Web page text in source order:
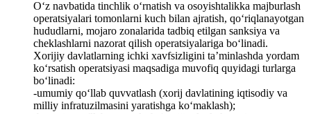
O‘z navbatida tinchlik o‘rnatish va osoyishtalikka majburlash
operatsiyalari tomonlarni kuch bilan ajratish, qo‘riqlanayotgan
hududlarni, mojaro zonalarida tadbiq etilgan sanksiya va
cheklashlarni nazorat qilish operatsiyalariga bo‘linadi.
Xorijiy davlatlarning ichki xavfsizligini ta’minlashda yordam
ko‘rsatish operatsiyasi maqsadiga muvofiq quyidagi turlarga
bo‘linadi:
-umumiy qo‘llab quvvatlash (xorij davlatining iqtisodiy va
milliy infratuzilmasini yaratishga ko‘maklash);